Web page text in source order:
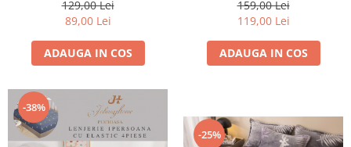
129,00 Lei
89,00 Lei
ADAUGA IN COS
159,00 Lei
119,00 Lei
ADAUGA IN COS
-38%
-25%